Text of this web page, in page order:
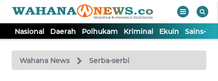
Nasional Daerah Polhukam Kriminal Ekuin Sains-
Wahana News Serba-serbi
TV
Tutup